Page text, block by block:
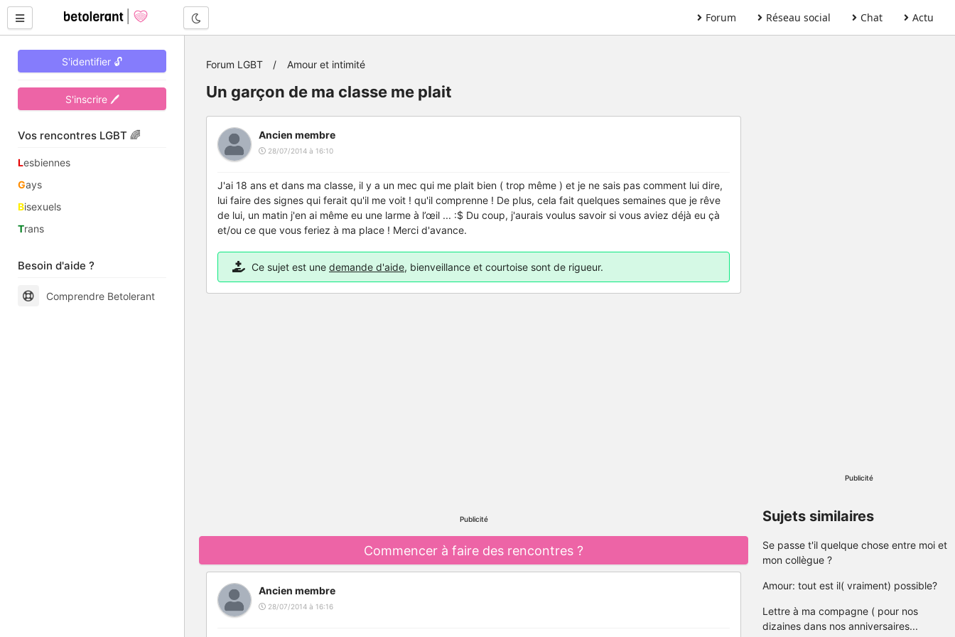
Forum Réseau social Chat Actu
S'identifier 🔓
S'inscrire 🖊
Vos rencontres LGBT 🌈
Lesbiennes
Gays
Bisexuels
Trans
Besoin d'aide ?
Comprendre Betolerant
Forum LGBT Amour et intimité
Un garçon de ma classe me plait
Ancien membre
28/07/2014 à 16:10
J'ai 18 ans et dans ma classe, il y a un mec qui me plait bien ( trop même ) et je ne sais pas comment lui dire,
lui faire des signes qui ferait qu'il me voit ! qu'il comprenne ! De plus, cela fait quelques semaines que je rêve
de lui, un matin j'en ai même eu une larme à l’œil ... :$ Du coup, j'aurais voulus savoir si vous aviez déjà eu çà
et/ou ce que vous feriez à ma place ! Merci d'avance.
Ce sujet est une demande d'aide, bienveillance et courtoise sont de rigueur.
Publicité
Commencer à faire des rencontres ?
Ancien membre
28/07/2014 à 16:16
Publicité
Sujets similaires
Se passe t'il quelque chose entre moi et
mon collègue ?
Amour: tout est il( vraiment) possible?
Lettre à ma compagne ( pour nos
dizaines dans nos anniversaires...